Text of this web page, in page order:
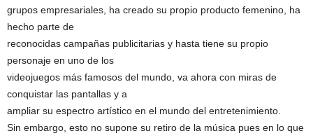
grupos empresariales, ha creado su propio producto femenino, ha
hecho parte de
reconocidas campañas publicitarias y hasta tiene su propio
personaje en uno de los
videojuegos más famosos del mundo, va ahora con miras de
conquistar las pantallas y a
ampliar su espectro artístico en el mundo del entretenimiento.
Sin embargo, esto no supone su retiro de la música pues en lo que